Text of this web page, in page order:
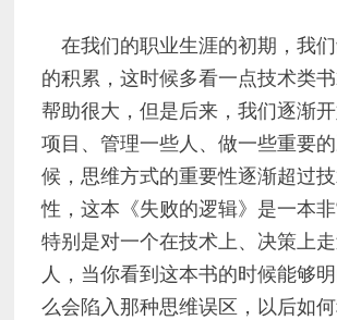
在我们的职业生涯的初期，我
的积累，这时候多看一点技术类
帮助很大，但是后来，我们逐渐
项目、管理一些人、做一些重要
候，思维方式的重要性逐渐超过
性，这本《失败的逻辑》是一本非
特别是对一个在技术上、决策上
人，当你看到这本书的时候能够
么会陷入那种思维误区，以后如